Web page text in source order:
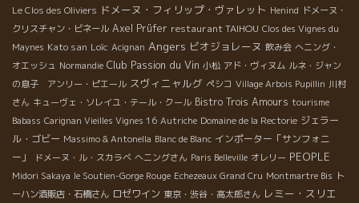
Le Clos des Oliviers ドメーヌ・フィリップ・ヴァレット Henind ドメーヌ・
クリスチャン・ビネール Axel Prüfer restaurant TAIHOU Clos des Vignes du
Maynes Kato san Loïc Acignan Angers ビオジョレーヌ 飲み会 へニング・
オエッシュ Normandie Club Passion du Vin 小松 アド・ヴィヌム ルネ・ジャン
の息子 アンリー・ピエール スヴィニャルグ ペシコ Village Arbois Pupillin 川村
さん キューヴェ・ソレイユ・テール・クール Bistro Trois Amours tourisme
Babass Carignan Vieilles Vignes 16 Autriche Domaine de la Rectorie ジェラー
ル・ゴビー Massimo & Antonella Blanc de Blanc インポーター「サンフォニ
ー」
ドメーヌ・ル・スカラベ へニングさん Paris Belleville オレリー PEOPLE
Midori Sakaya le Soutien-Gorge Rouge Echezeaux Grand Cru Montmartre Bis ト
ーハン酒販店・石橋さん ロゼワイン 東京・渋谷・高太郎さん レミー・スリエ